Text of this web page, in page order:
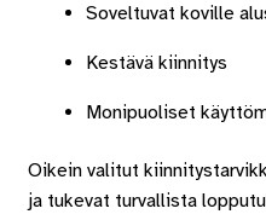
Soveltuvat koville
Kestävä kiinnitys
Monipuoliset
Oikein valitut
ja tukevat turvallista